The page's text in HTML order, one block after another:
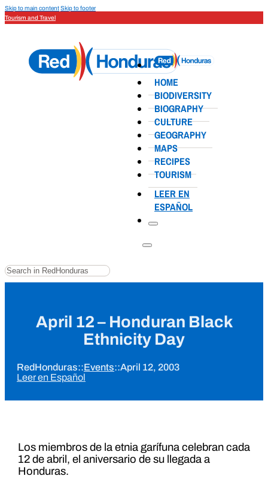
Skip to main contentSkip to footer
Tourism and Travel
HOME
BIODIVERSITY
BIOGRAPHY
CULTURE
GEOGRAPHY
MAPS
RECIPES
TOURISM
LEER EN
ESPAÑOL
Search
April 12 – Honduran Black
Ethnicity Day
RedHonduras::Events::April 12, 2003
Leer en Español
Los miembros de la etnia garífuna celebran cada
12 de abril, el aniversario de su llegada a
Honduras.